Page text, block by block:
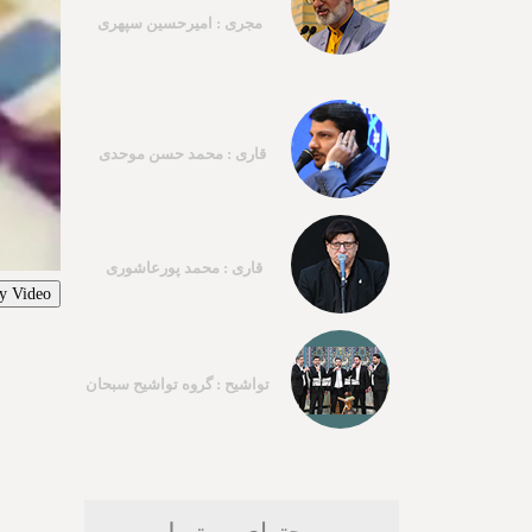
Video
مجری : امیرحسین سپهری
قاری : محمد حسن موحدی
قاری : محمد پورعاشوری
تواشیح : گروه تواشیح سبحان